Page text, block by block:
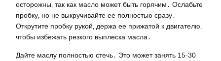
осторожны‚ так как масло может быть горячим․ Ослабьте
пробку‚ но не выкручивайте ее полностью сразу․
Открутите пробку рукой‚ держа ее прижатой к двигателю‚
чтобы избежать резкого выплеска масла․
Дайте маслу полностью стечь․ Это может занять 15-30